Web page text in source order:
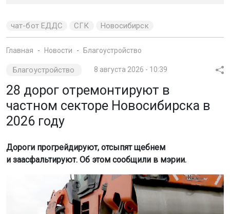
Благоустройство 8 августа 2026 - 10:39
28 дорог отремонтируют в
частном секторе Новосибирска в
2026 году
Дороги прогрейдируют, отсыпят щебнем
и заасфальтируют. Об этом сообщили в мэрии.